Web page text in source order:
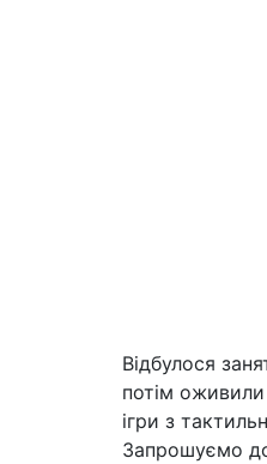
Відбулося
потім оживили
ігри з
Запрошуємо